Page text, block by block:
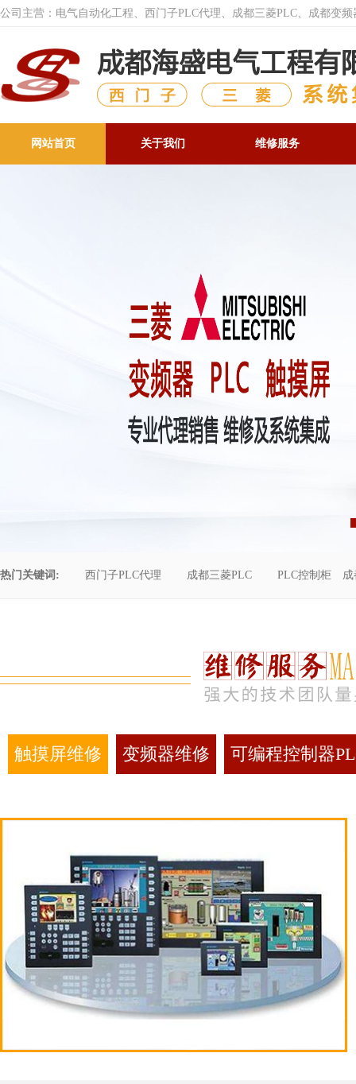
公司主营：电气自动化工程、西门子PLC代理、成都三菱PLC、成都变
网站首页 关于我们 维修服务
热门关键词: 西门子PLC代理 成都三菱PLC PLC控制柜
触摸屏维修 变频器维修 可编程控制器